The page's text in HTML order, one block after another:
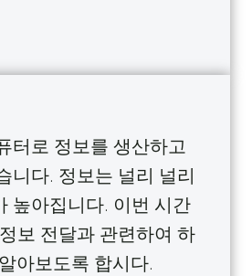
터로 정보를 생산하고
니다. 정보는 널리 널리
높아집니다. 이번 시간
보 전달과 관련하여 하
아보도록 합시다.